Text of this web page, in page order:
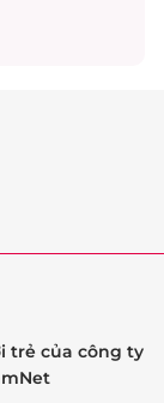
trẻ của công ty